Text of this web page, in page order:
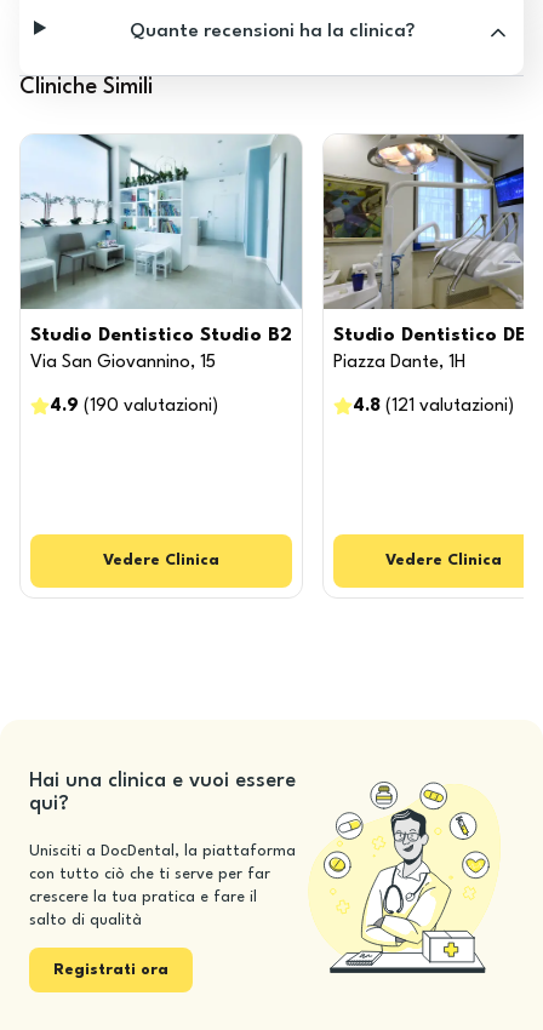
Quante recensioni ha la clinica?
Cliniche Simili
Studio Dentistico Studio B2
Via San Giovannino, 15
4.9 (190 valutazioni )
Vedere Clinica
Studio Dentistico
Piazza Dante, 1H
4.8 (121 valutazioni )
Vedere Clinica
Hai una clinica e vuoi essere
qui?
Unisciti a DocDental, la piattaforma
con tutto ciò che ti serve per far
crescere la tua pratica e fare il
salto di qualità
Registrati ora